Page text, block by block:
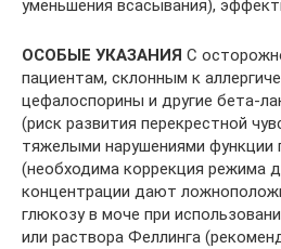
уменьшения всасывания),
ОСОБЫЕ УКАЗАНИЯ С
пациентам, склонным к
цефалоспорины и другие бета-
(риск развития перекрестной
тяжелыми нарушениями функции
(необходима коррекция режима
концентрации дают
глюкозу в моче при
или раствора Феллинга